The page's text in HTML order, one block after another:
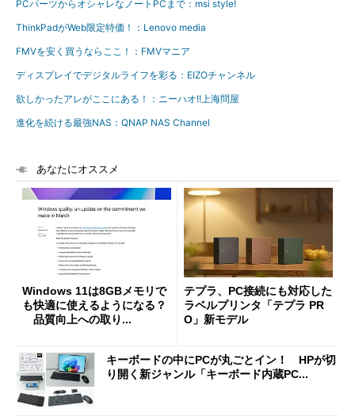
PCパーツからオシャレなノートPCまで：msi style!
ThinkPadがWeb限定特価！：Lenovo media
FMVを安く買うならここ！：FMVマニア
ディスプレイでデジタルライフを彩る：EIZOチャンネル
欲しかったアレがここにある！：ニーハオ!!上海問屋
進化を続ける最強NAS：QNAP NAS Channel
あなたにオススメ
Windows 11は8GBメモリで
も快適に使えるようになる？
品質向上への取り...
テプラ、PC接続にも対応した
ラベルプリンタ「テプラ PR
O」新モデル
キーボードの中にPCが丸ごとイン！ HPが切
り開く新ジャンル「キーボード内蔵PC...